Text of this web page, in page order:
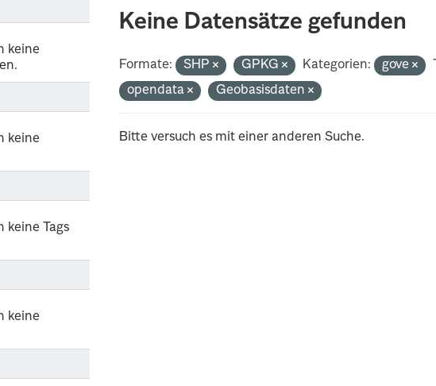
keine
keine
keine Tags
keine
Keine Datensätze gefunden
Formate: SHP GPKG Kategorien: gove
opendata
Geobasisdaten
Bitte versuch es mit einer anderen Suche.